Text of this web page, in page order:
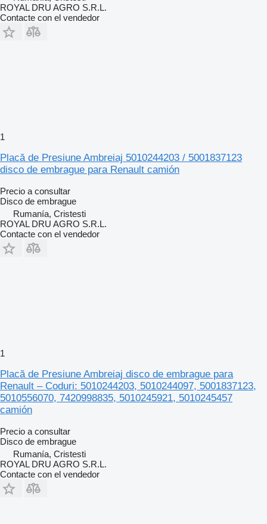
ROYAL DRU AGRO S.R.L.
Contacte con el vendedor
1
Placă de Presiune Ambreiaj 5010244203 / 5001837123
disco de embrague para Renault camión
Precio a consultar
Disco de embrague
Rumanía, Cristesti
ROYAL DRU AGRO S.R.L.
Contacte con el vendedor
1
Placă de Presiune Ambreiaj disco de embrague para
Renault – Coduri: 5010244203, 5010244097, 5001837123,
5010556070, 7420998835, 5010245921, 5010245457
camión
Precio a consultar
Disco de embrague
Rumanía, Cristesti
ROYAL DRU AGRO S.R.L.
Contacte con el vendedor